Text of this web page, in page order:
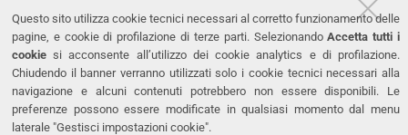
Questo sito utilizza cookie tecnici necessari al corretto funzionamento delle
pagine, e cookie di profilazione di terze parti. SelezionandoAccetta tutti i
cookie si acconsente all’utilizzo dei cookie analytics e di profilazione.
Chiudendo il banner verranno utilizzati solo i cookie tecnici necessari alla
navigazione e alcuni contenuti potrebbero non essere disponibili. Le
preferenze possono essere modificate in qualsiasi momento dal menu
laterale "Gestisci impostazioni cookie".
Fax. +39 0532 293031
PEC
LINKS
Accessibilità